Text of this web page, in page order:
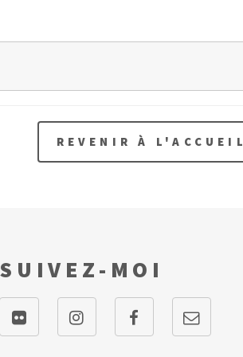
REVENIR À L'ACCUEIL
SUIVEZ-MOI